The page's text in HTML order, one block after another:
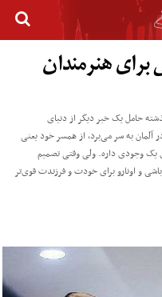
برای هنرمندان
حامل یک خبر دیگر از دنیای
در آلمان به سر می‌برد، از همسر خود یعنی
وجودی داره. ولی وقتی تصمیم
و اونارو برای خودت و فرزندت قوی‌تر